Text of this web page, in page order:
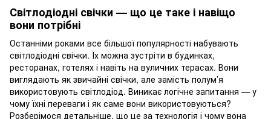
Світлодіодні свічки — що це таке і навіщо
вони потрібні
Останніми роками все більшої популярності набувають
світлодіодні свічки. Їх можна зустріти в будинках,
ресторанах, готелях і навіть на вуличних терасах. Вони
виглядають як звичайні свічки, але замість полум’я
використовують світлодіод. Виникає логічне запитання — у
чому їхні переваги і як саме вони використовуються?
Розберімося детальніше, що це за технологія і чому вона